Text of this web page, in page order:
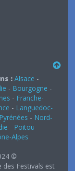
: Alsace -
- Bourgogne -
- Franche-
- Languedoc-
- Nord-
- Poitou-
Alpes
©
des Festivals est